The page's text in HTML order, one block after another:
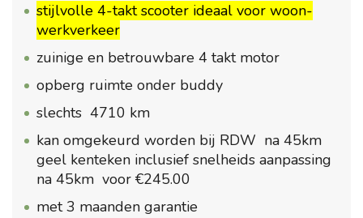
stijlvolle 4-takt scooter ideaal voor woon-
werkverkeer
zuinige en betrouwbare 4 takt motor
opberg ruimte onder buddy
slechts 4710 km
kan omgekeurd worden bij RDW na 45km
geel kenteken inclusief snelheids aanpassing
na 45km voor €245.00
met 3 maanden garantie